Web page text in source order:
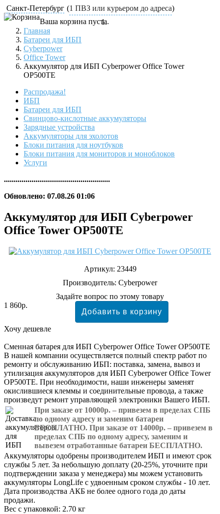
Санкт-Петербург (1 ПВЗ или курьером до адреса)
Ваша корзина пуста.
Главная
Батареи для ИБП
Cyberpower
Office Tower
Аккумулятор для ИБП Cyberpower Office Tower
OP500TE
Распродажа!
ИБП
Батареи для ИБП
Свинцово-кислотные аккумуляторы
Зарядные устройства
Аккумуляторы для эхолотов
Блоки питания для ноутбуков
Блоки питания для мониторов и моноблоков
Услуги
......................................................
Обновлено: 07.08.26 01:06
Аккумулятор для ИБП Cyberpower
Office Tower OP500TE
Артикул: 23449
Производитель: Cyberpower
Задайте вопрос по этому товару
1 860р.
Хочу дешевле
Сменная батарея для ИБП Cyberpower Office Tower OP500TE
В нашей компании осуществляется полный спектр работ по
ремонту и обслуживанию ИБП: поставка, замена, вывоз и
утилизация аккумуляторов для ИБП Cyberpower Office Tower
OP500TE. При необходимости, наши инженеры заменят
окислившиеся клеммы и соединительные провода, а также
произведут ремонт управляющей электроники Вашего ИБП.
При заказе от 10000р. – привезем в пределах СПБ
по одному адресу и заменим батареи
БЕСПЛАТНО. При заказе от 14000р. – привезем в
пределах СПБ по одному адресу, заменим и
вывезем отработанные батареи БЕСПЛАТНО.
Аккумуляторы одобрены производителем ИБП и имеют срок
службы 5 лет. За небольшую доплату (20-25%, уточните при
подтверждении заказа у менеджера) мы можем установить
аккумуляторы LongLife с удвоенным сроком службы - 10 лет.
Дата производства АКБ не более одного года до даты
продажи.
Вес с упаковкой: 2.70 кг